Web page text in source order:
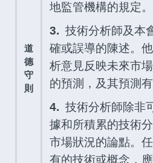
道
德
守
則
地監管機構的規定。
3. 技術分析師及本
確或誤導的陳述。
析意見反映未來市
的預測，及其預測
4. 技術分析師除非
據和所積累的技術
市場狀況的論點。
有的技術或概念，